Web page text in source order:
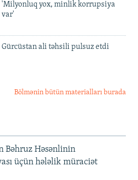
'Milyonluq yox, minlik korrupsiya
var'
Gürcüstan ali təhsili pulsuz etdi
Bölmənin bütün materialları burada
Bəhruz Həsənlinin
üçün hələlik müraciət